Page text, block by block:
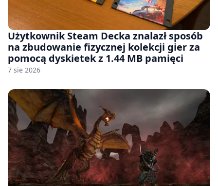
Użytkownik Steam Decka znalazł sposób
na zbudowanie fizycznej kolekcji gier za
pomocą dyskietek z 1.44 MB pamięci
7 sie 2026